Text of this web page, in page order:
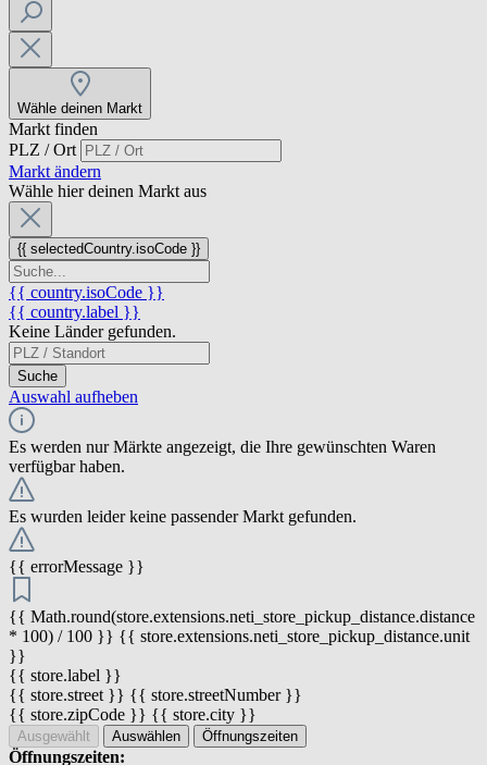
Wähle deinen Markt
Markt finden
PLZ / Ort
Markt ändern
Wähle hier deinen Markt aus
{{ selectedCountry.isoCode }}
{{ country.isoCode }}
{{ country.label }}
Keine Länder gefunden.
Suche
Auswahl aufheben
Es werden nur Märkte angezeigt, die Ihre gewünschten Waren
verfügbar haben.
Es wurden leider keine passender Markt gefunden.
{{ errorMessage }}
{{ Math.round(store.extensions.neti_store_pickup_distance.distance
* 100) / 100 }} {{ store.extensions.neti_store_pickup_distance.unit
}}
{{ store.label }}
{{ store.street }} {{ store.streetNumber }}
{{ store.zipCode }} {{ store.city }}
Ausgewählt Auswählen Öffnungszeiten
Öffnungszeiten: